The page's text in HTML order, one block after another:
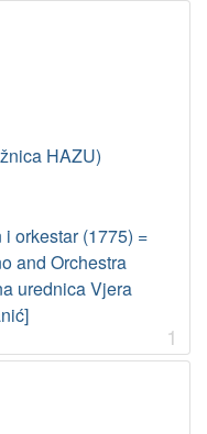
HAZU)
orkestar (1775) =
and Orchestra
urednica Vjera
1